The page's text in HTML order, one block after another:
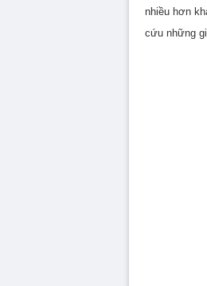
nhiều hơn
cứu những